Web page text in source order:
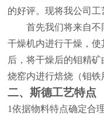
的好评。现将我公司工
首先我们将来自
干燥机内进行干燥，
后，将干燥后的钼精
烧窑内进行焙烧（钼铁
二、斯德工艺特点
1依据物料特点确定合